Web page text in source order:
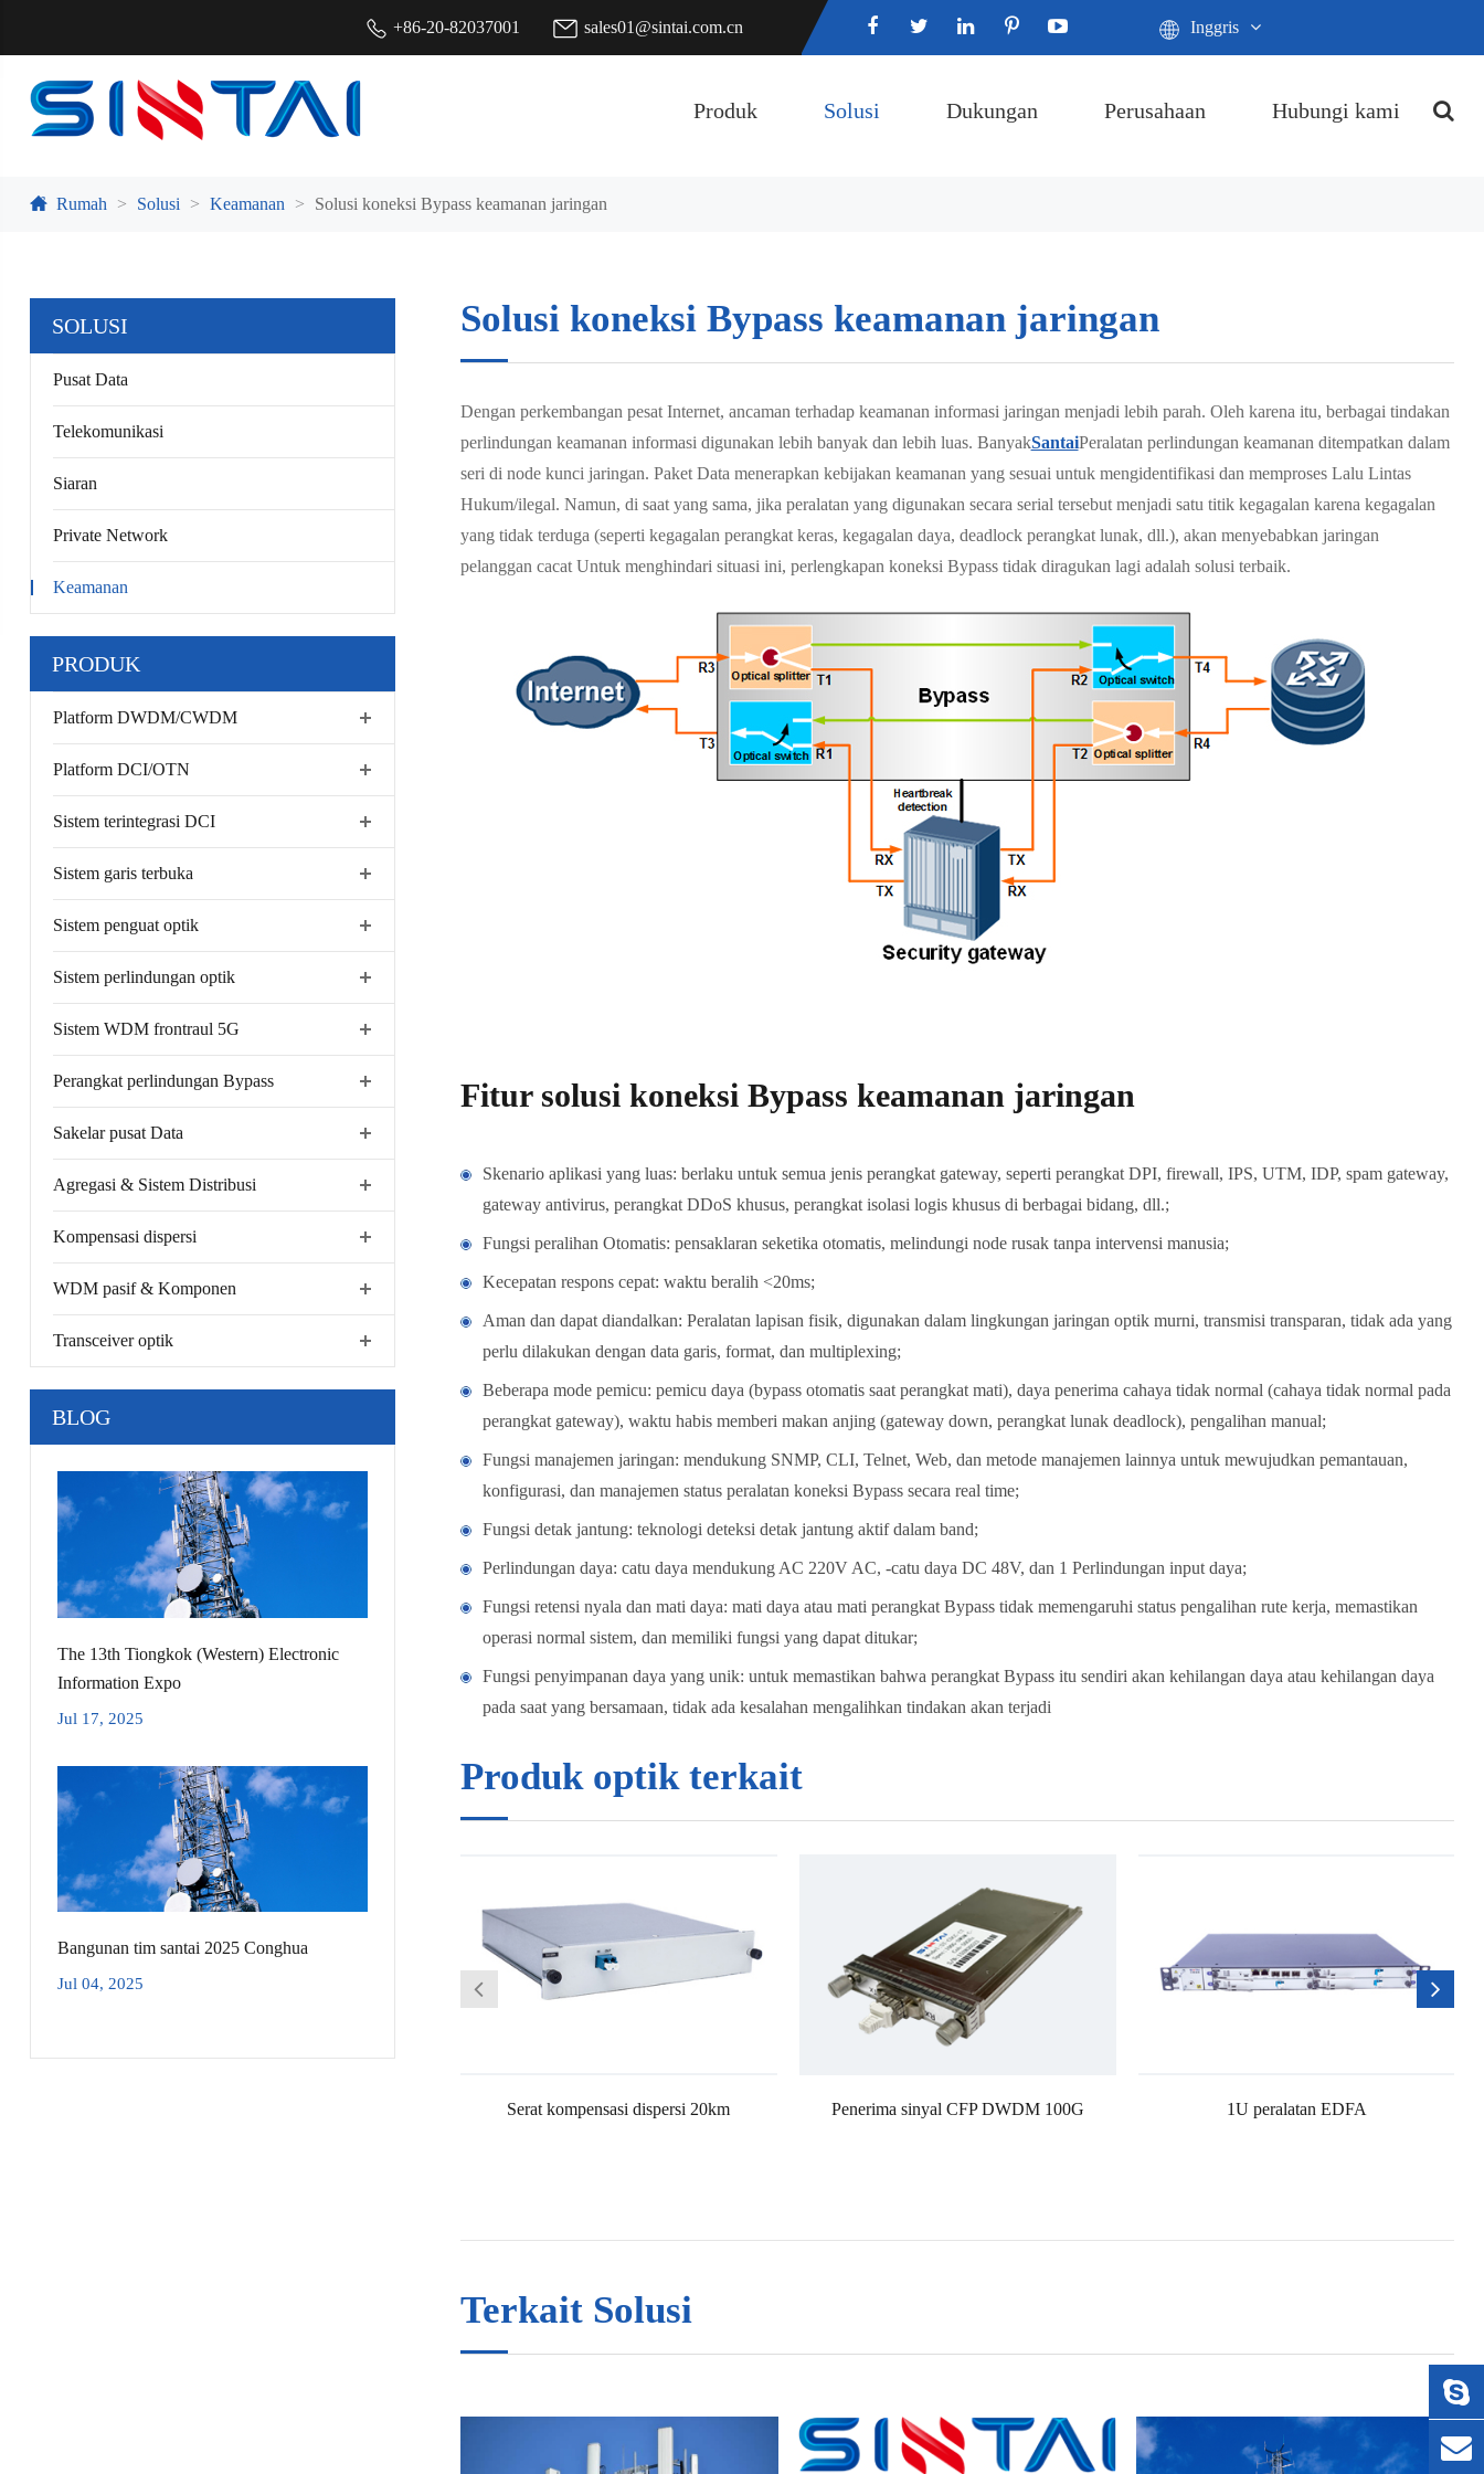
+86-20-82037001 sales01@sintai.com.cn Inggris
Produk Solusi Dukungan Perusahaan Hubungi kami
Rumah Solusi Keamanan Solusi koneksi Bypass keamanan jaringan
SOLUSI
Pusat Data
Telekomunikasi
Siaran
Private Network
Keamanan
PRODUK
Platform DWDM/CWDM
Platform DCI/OTN
Sistem terintegrasi DCI
Sistem garis terbuka
Sistem penguat optik
Sistem perlindungan optik
Sistem WDM frontraul 5G
Perangkat perlindungan Bypass
Sakelar pusat Data
Agregasi & Sistem Distribusi
Kompensasi dispersi
WDM pasif & Komponen
Transceiver optik
BLOG
The 13th Tiongkok (Western) Electronic
Information Expo
Jul 17, 2025
Bangunan tim santai 2025 Conghua
Jul 04, 2025
Solusi koneksi Bypass keamanan jaringan
Dengan perkembangan pesat Internet, ancaman terhadap keamanan informasi jaringan menjadi lebih parah. Oleh karena itu, berbagai tindakan
perlindungan keamanan informasi digunakan lebih banyak dan lebih luas. BanyakSantaiPeralatan perlindungan keamanan ditempatkan dalam
seri di node kunci jaringan. Paket Data menerapkan kebijakan keamanan yang sesuai untuk mengidentifikasi dan memproses Lalu Lintas
Hukum/ilegal. Namun, di saat yang sama, jika peralatan yang digunakan secara serial tersebut menjadi satu titik kegagalan karena kegagalan
yang tidak terduga (seperti kegagalan perangkat keras, kegagalan daya, deadlock perangkat lunak, dll.), akan menyebabkan jaringan
pelanggan cacat Untuk menghindari situasi ini, perlengkapan koneksi Bypass tidak diragukan lagi adalah solusi terbaik.
Fitur solusi koneksi Bypass keamanan jaringan
Skenario aplikasi yang luas: berlaku untuk semua jenis perangkat gateway, seperti perangkat DPI, firewall, IPS, UTM, IDP, spam gateway,
gateway antivirus, perangkat DDoS khusus, perangkat isolasi logis khusus di berbagai bidang, dll.;
Fungsi peralihan Otomatis: pensaklaran seketika otomatis, melindungi node rusak tanpa intervensi manusia;
Kecepatan respons cepat: waktu beralih <20ms;
Aman dan dapat diandalkan: Peralatan lapisan fisik, digunakan dalam lingkungan jaringan optik murni, transmisi transparan, tidak ada yang
perlu dilakukan dengan data garis, format, dan multiplexing;
Beberapa mode pemicu: pemicu daya (bypass otomatis saat perangkat mati), daya penerima cahaya tidak normal (cahaya tidak normal pada
perangkat gateway), waktu habis memberi makan anjing (gateway down, perangkat lunak deadlock), pengalihan manual;
Fungsi manajemen jaringan: mendukung SNMP, CLI, Telnet, Web, dan metode manajemen lainnya untuk mewujudkan pemantauan,
konfigurasi, dan manajemen status peralatan koneksi Bypass secara real time;
Fungsi detak jantung: teknologi deteksi detak jantung aktif dalam band;
Perlindungan daya: catu daya mendukung AC 220V AC, -catu daya DC 48V, dan 1 Perlindungan input daya;
Fungsi retensi nyala dan mati daya: mati daya atau mati perangkat Bypass tidak memengaruhi status pengalihan rute kerja, memastikan
operasi normal sistem, dan memiliki fungsi yang dapat ditukar;
Fungsi penyimpanan daya yang unik: untuk memastikan bahwa perangkat Bypass itu sendiri akan kehilangan daya atau kehilangan daya
pada saat yang bersamaan, tidak ada kesalahan mengalihkan tindakan akan terjadi
Produk optik terkait
Serat kompensasi dispersi 20km Penerima sinyal CFP DWDM 100G 1U peralatan EDFA
Terkait Solusi